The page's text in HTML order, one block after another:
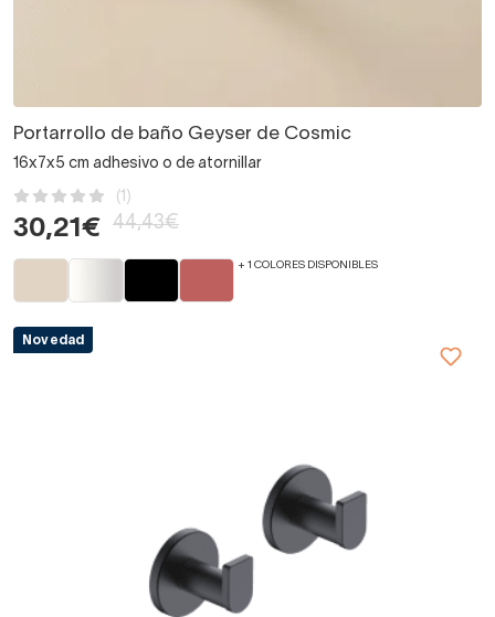
Portarrollo de baño Geyser de Cosmic
16x7x5 cm adhesivo o de atornillar
(1)
30,21€ 44,43€
+ 1 COLORES DISPONIBLES
Novedad